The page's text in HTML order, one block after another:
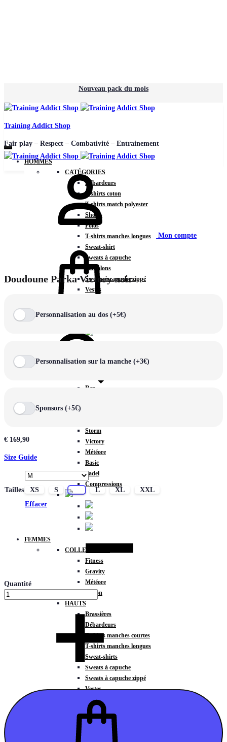
Nouveau pack du mois
Training Addict Shop
Fair play – Respect – Combativité – Entrainement
HOMMES
CATÉGORIES
Débardeurs
T-shirts coton
T-shirts match polyester
Shorts
Polos
T-shirts manches longues
Sweat-shirt
Sweats à capuche
Pantalons
Sweats à capuche zippé
Vestes
Rex
Storm
Victory
Météore
Basic
Padel
Compressions
FEMMES
COLLECTIONS
Fitness
Gravity
Météore
Action
HAUTS
Brassières
Débardeurs
T-shirts manches courtes
T-shirts manches longues
Sweat-shirts
Sweats à capuche
Sweats à capuche zippé
Vestes
Jupes
Shorts
Mon compte
Doudoune Parka Victory noir
Personnalisation au dos (+5€)
Personnalisation sur la manche (+3€)
Sponsors (+5€)
€ 169,90
Size Guide
Tailles XS S L XL
XXL
Effacer
Quantité